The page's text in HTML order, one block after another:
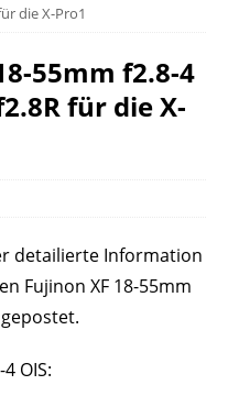
die X-Pro1
55mm f2.8-4
für die X-
detailierte Information
Fujinon XF 18-55mm
OIS: